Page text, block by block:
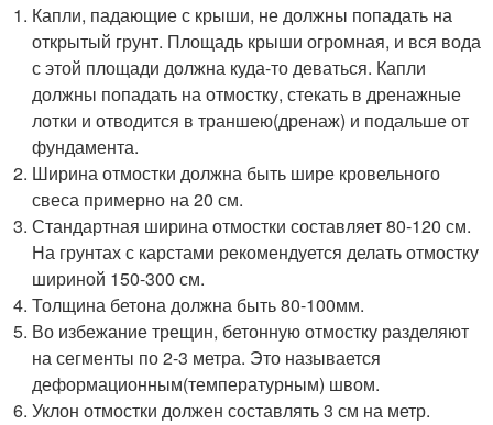
Капли, падающие с крыши, не должны попадать на
открытый грунт. Площадь крыши огромная, и вся вода
с этой площади должна куда-то деваться. Капли
должны попадать на отмостку, стекать в дренажные
лотки и отводится в траншею(дренаж) и подальше от
фундамента.
Ширина отмостки должна быть шире кровельного
свеса примерно на 20 см.
Стандартная ширина отмостки составляет 80-120 см.
На грунтах с карстами рекомендуется делать отмостку
шириной 150-300 см.
Толщина бетона должна быть 80-100мм.
Во избежание трещин, бетонную отмостку разделяют
на сегменты по 2-3 метра. Это называется
деформационным(температурным) швом.
Уклон отмостки должен составлять 3 см на метр.